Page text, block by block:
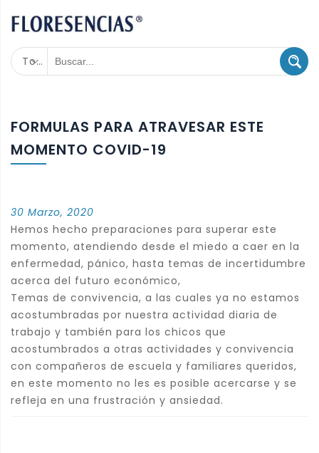
Todas las categorías
FORMULAS PARA ATRAVESAR ESTE
MOMENTO COVID-19
30 Marzo, 2020
Hemos hecho preparaciones para superar este
momento, atendiendo desde el miedo a caer en la
enfermedad, pánico, hasta temas de incertidumbre
acerca del futuro económico,
Temas de convivencia, a las cuales ya no estamos
acostumbradas por nuestra actividad diaria de
trabajo y también para los chicos que
acostumbrados a otras actividades y convivencia
con compañeros de escuela y familiares queridos,
en este momento no les es posible acercarse y se
refleja en una frustración y ansiedad.